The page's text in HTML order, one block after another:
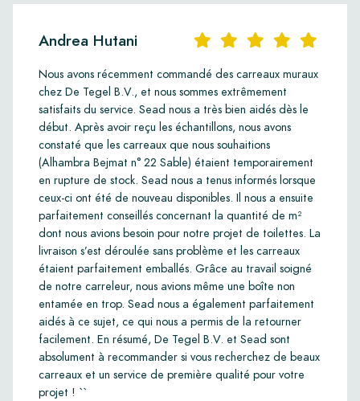
Andrea Hutani
Nous avons récemment commandé des carreaux muraux
chez De Tegel B.V., et nous sommes extrêmement
satisfaits du service. Sead nous a très bien aidés dès le
début. Après avoir reçu les échantillons, nous avons
constaté que les carreaux que nous souhaitions
(Alhambra Bejmat n° 22 Sable) étaient temporairement
en rupture de stock. Sead nous a tenus informés lorsque
ceux-ci ont été de nouveau disponibles. Il nous a ensuite
parfaitement conseillés concernant la quantité de m²
dont nous avions besoin pour notre projet de toilettes. La
livraison s’est déroulée sans problème et les carreaux
étaient parfaitement emballés. Grâce au travail soigné
de notre carreleur, nous avions même une boîte non
entamée en trop. Sead nous a également parfaitement
aidés à ce sujet, ce qui nous a permis de la retourner
facilement. En résumé, De Tegel B.V. et Sead sont
absolument à recommander si vous recherchez de beaux
carreaux et un service de première qualité pour votre
projet ! ``